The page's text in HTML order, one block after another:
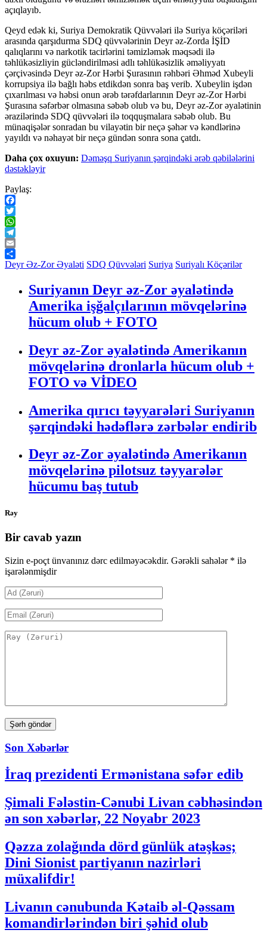
açıqlayıb.
Qeyd edək ki, Suriya Demokratik Qüvvələri ilə Suriya köçəriləri
arasında qarşıdurma SDQ qüvvələrinin Deyr əz-Zorda İŞİD
qalıqlarını və narkotik tacirlərini təmizləmək məqsədi ilə
təhlükəsizliyin gücləndirilməsi adlı təhlükəsizlik əməliyyatı
çərçivəsində Deyr əz-Zor Hərbi Şurasının rəhbəri Əhməd Xubeyli
korrupsiya ilə bağlı həbs etdikdən sonra baş verib. Xubeylin işdən
çıxarılması və həbsi onun ərəb tərəfdarlarının Deyr əz-Zor Hərbi
Şurasına səfərbər olmasına səbəb olub və bu, Deyr əz-Zor əyalətinin
ərazilərində SDQ qüvvələri ilə toqquşmalara səbəb olub. Bu
münaqişələr sonradan bu vilayətin bir neçə şəhər və kəndlərinə
yayıldı və nəhayət bir neçə gündən sonra sona çatdı.
Daha çox oxuyun: Dəməşq Suriyanın şərqindəki ərəb qəbilələrini
dəstəkləyir
Paylaş:
Facebook
Twitter
WhatsApp
Telegram
Email
Share
Deyr Əz-Zor Əyaləti SDQ Qüvvələri Suriya Suriyalı Köçərilər
Suriyanın Deyr əz-Zor əyalətində
Amerika işğalçılarının mövqelərinə
hücum olub + FOTO
Deyr əz-Zor əyalətində Amerikanın
mövqelərinə dronlarla hücum olub +
FOTO və VİDEO
Amerika qırıcı təyyarələri Suriyanın
şərqindəki hədəflərə zərbələr endirib
Deyr əz-Zor əyalətində Amerikanın
mövqelərinə pilotsuz təyyarələr
hücumu baş tutub
Rəy
Bir cavab yazın
Sizin e-poçt ünvanınız dərc edilməyəcəkdir. Gərəkli sahələr * ilə
işarələnmişdir
Son Xəbərlər
İraq prezidenti Ermənistana səfər edib
Şimali Fələstin-Cənubi Livan cəbhəsindən
ən son xəbərlər, 22 Noyabr 2023
Qəzza zolağında dörd günlük atəşkəs;
Dini Sionist partiyanın nazirləri
müxalifdir!
Livanın cənubunda Kətaib əl-Qəssam
komandirlərindən biri şəhid olub